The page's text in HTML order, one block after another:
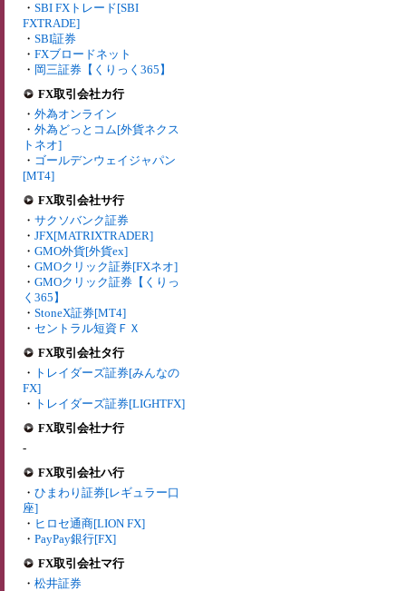
・ SBI FXトレード[SBI
FXTRADE]
・ SBI証券
・ FXブロードネット
・ 岡三証券【くりっく365】
FX取引会社カ行
・ 外為オンライン
・ 外為どっとコム[外貨ネクス
トネオ]
・ ゴールデンウェイジャパン
[MT4]
FX取引会社サ行
・ サクソバンク証券
・ JFX[MATRIXTRADER]
・ GMO外貨[外貨ex]
・ GMOクリック証券[FXネオ]
・ GMOクリック証券【くりっ
く365】
・ StoneX証券[MT4]
・ セントラル短資ＦＸ
FX取引会社タ行
・ トレイダーズ証券[みんなの
FX]
・ トレイダーズ証券[LIGHTFX]
FX取引会社ナ行
-
FX取引会社ハ行
・ ひまわり証券[レギュラー口
座]
・ ヒロセ通商[LION FX]
・ PayPay銀行[FX]
FX取引会社マ行
・ 松井証券